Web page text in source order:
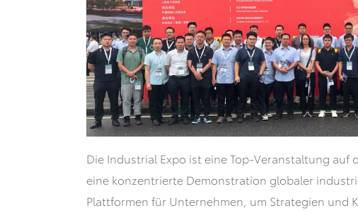
Die Industrial Expo ist eine Top-Veranstaltung
eine konzentrierte Demonstration globaler
Plattformen für Unternehmen, um Strategien und